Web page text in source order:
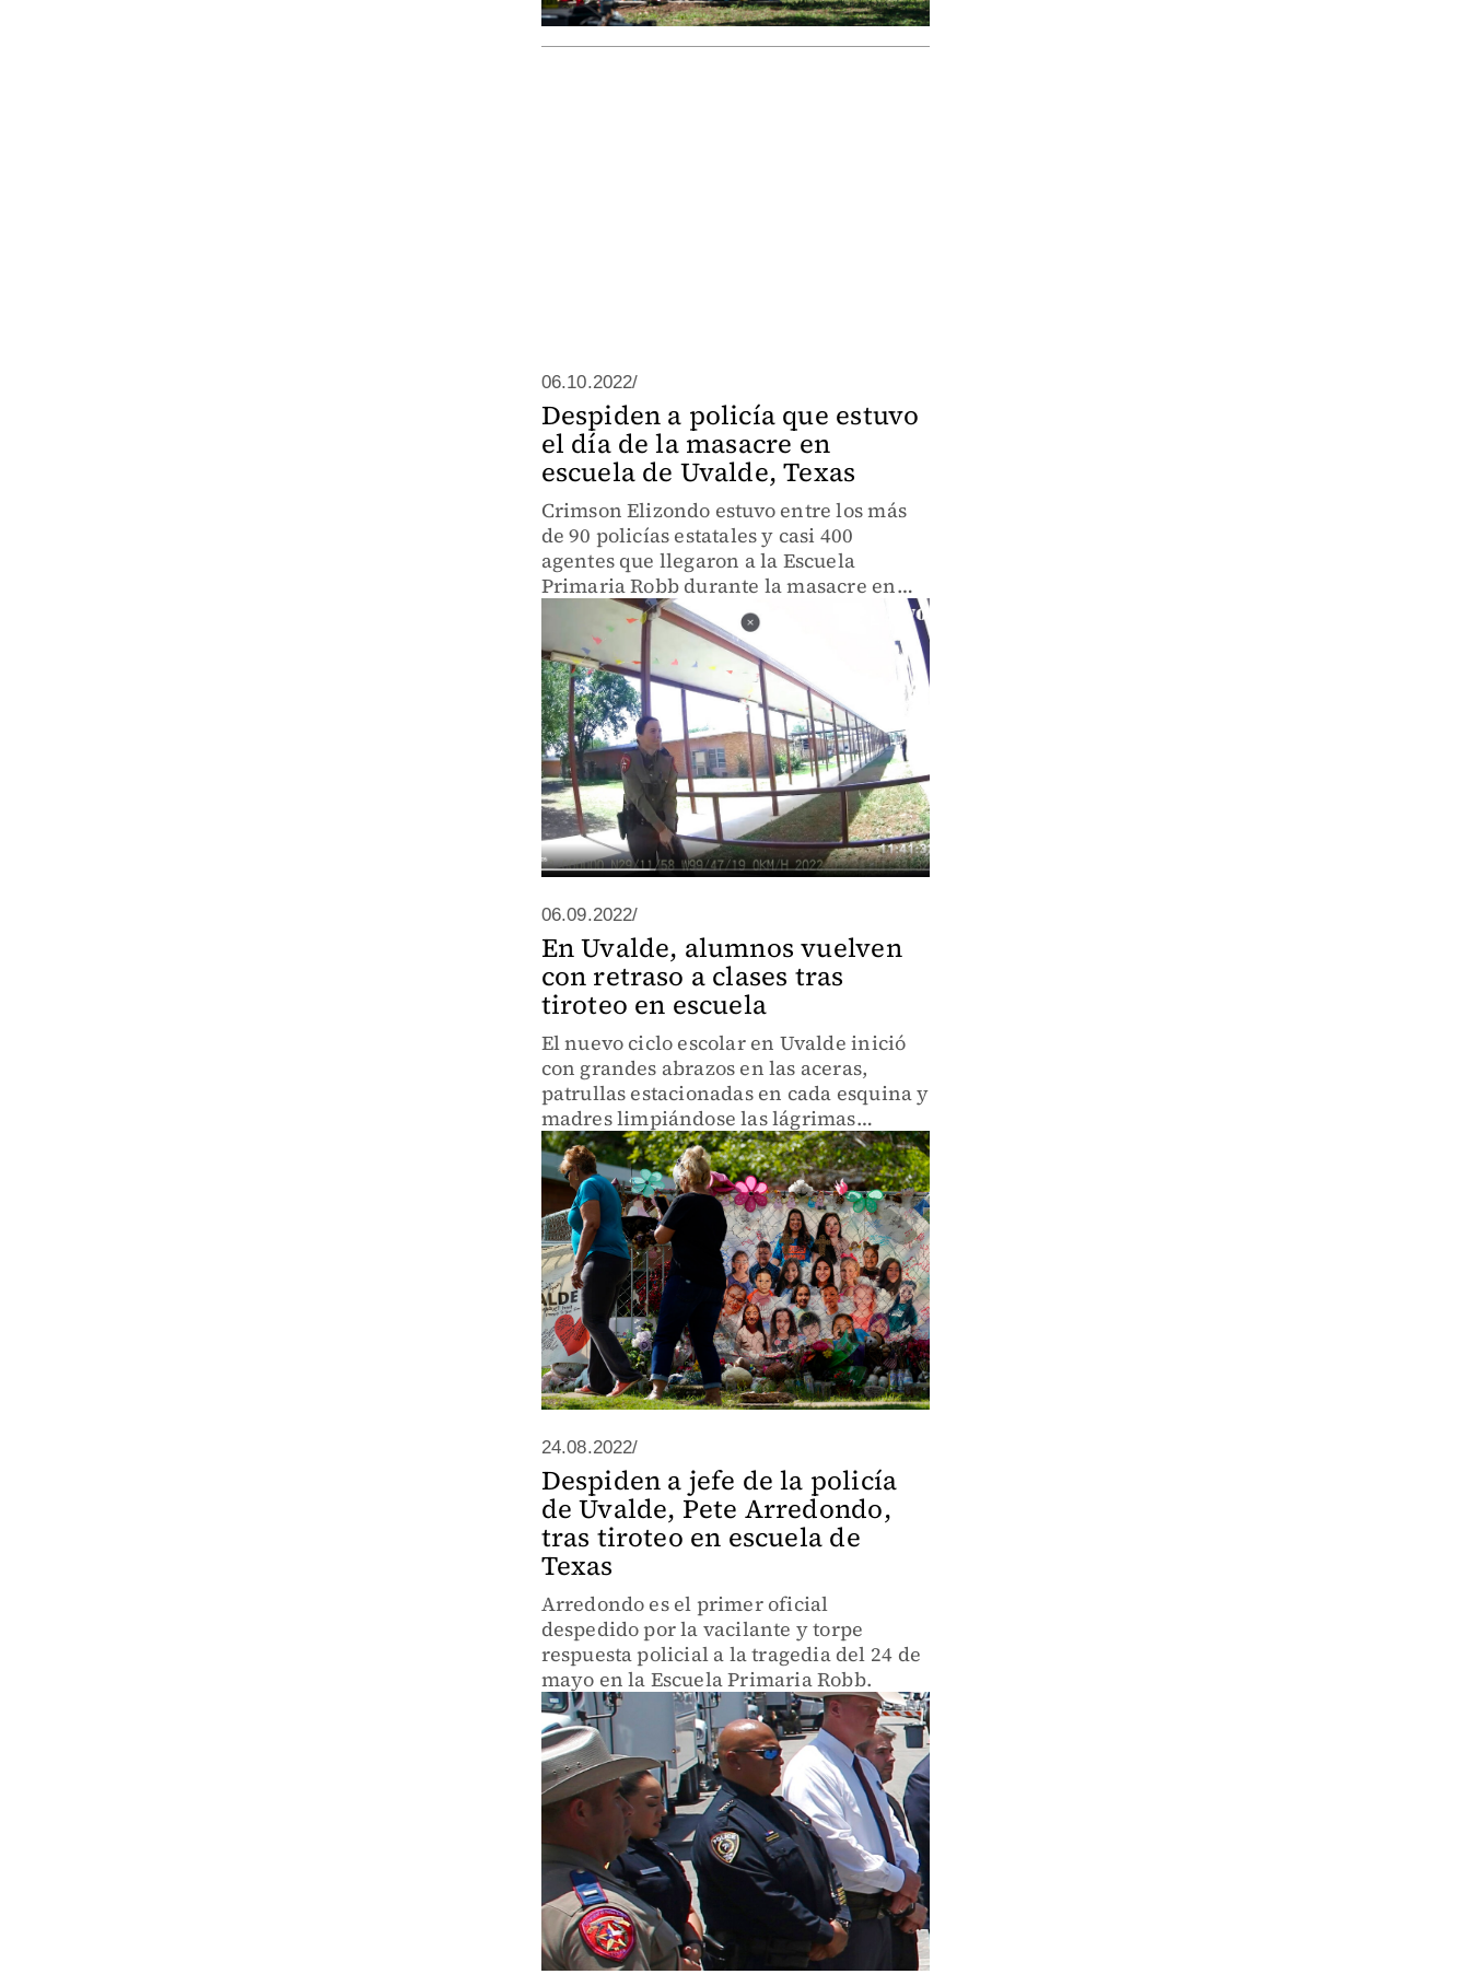
06.10.2022/
Despiden a policía que estuvo
el día de la masacre en
escuela de Uvalde, Texas
Crimson Elizondo estuvo entre los más
de 90 policías estatales y casi 400
agentes que llegaron a la Escuela
Primaria Robb durante la masacre en
mayo pasado.
06.09.2022/
En Uvalde, alumnos vuelven
con retraso a clases tras
tiroteo en escuela
El nuevo ciclo escolar en Uvalde inició
con grandes abrazos en las aceras,
patrullas estacionadas en cada esquina y
madres limpiándose las lágrimas
después de dejar a los niños.
24.08.2022/
Despiden a jefe de la policía
de Uvalde, Pete Arredondo,
tras tiroteo en escuela de
Texas
Arredondo es el primer oficial
despedido por la vacilante y torpe
respuesta policial a la tragedia del 24 de
mayo en la Escuela Primaria Robb.